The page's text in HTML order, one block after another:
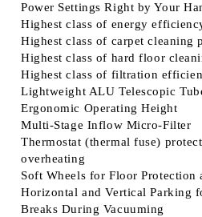
Power Settings Right by Your
Highest class of energy
Highest class of carpet cleaning
Highest class of hard floor
Highest class of filtration
Lightweight ALU Telescopic
Ergonomic Operating Height
Multi-Stage Inflow Micro-Filter
Thermostat (thermal fuse)
overheating
Soft Wheels for Floor Protection
Horizontal and Vertical Parking
Breaks During Vacuuming